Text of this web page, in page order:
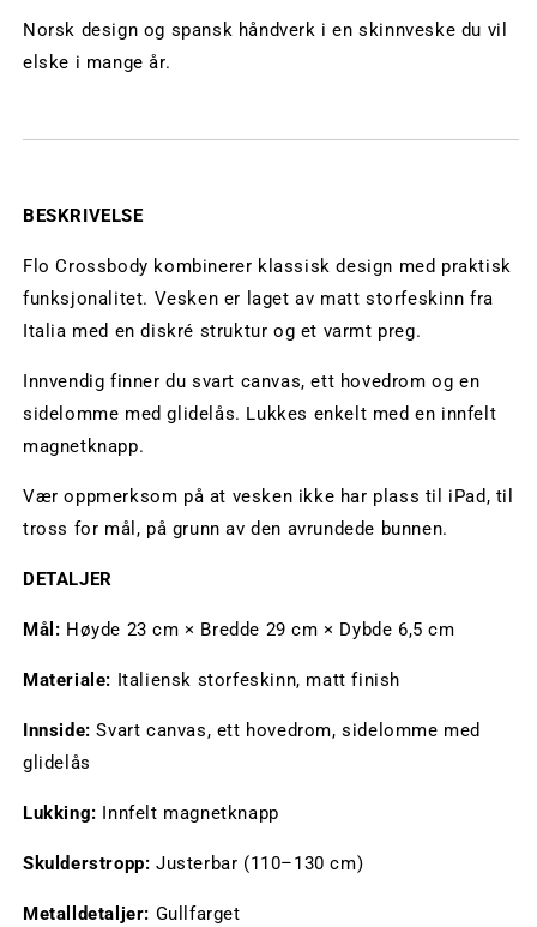
Norsk design og spansk håndverk i en skinnveske du vil
elske i mange år.
BESKRIVELSE
Flo Crossbody kombinerer klassisk design med praktisk
funksjonalitet. Vesken er laget av matt storfeskinn fra
Italia med en diskré struktur og et varmt preg.
Innvendig finner du svart canvas, ett hovedrom og en
sidelomme med glidelås. Lukkes enkelt med en innfelt
magnetknapp.
Vær oppmerksom på at vesken ikke har plass til iPad, til
tross for mål, på grunn av den avrundede bunnen.
DETALJER
Mål: Høyde 23 cm × Bredde 29 cm × Dybde 6,5 cm
Materiale: Italiensk storfeskinn, matt finish
Innside: Svart canvas, ett hovedrom, sidelomme med
glidelås
Lukking: Innfelt magnetknapp
Skulderstropp: Justerbar (110–130 cm)
Metalldetaljer: Gullfarget